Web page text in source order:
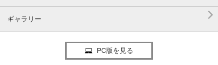
ギャラリー 
PC版を見る